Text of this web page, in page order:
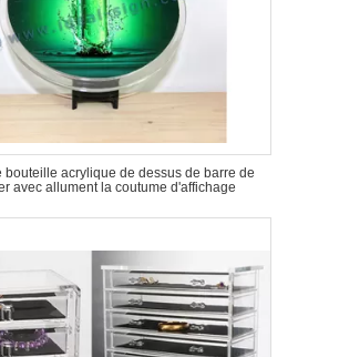
bouteille acrylique de dessus de barre de
avec allument la coutume d'affichage